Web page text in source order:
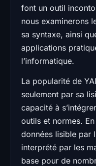
font un outil
nous examinerons
sa syntaxe, ainsi
applications
l’informatique.
La popularité de
seulement par sa
capacité à
outils et normes.
données lisible par
interprété par les
base pour de